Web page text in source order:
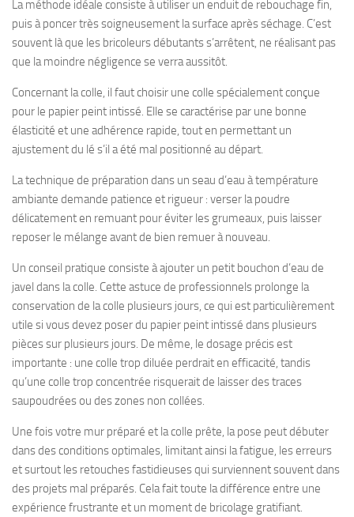
La méthode idéale consiste à utiliser un enduit de rebouchage fin,
puis à poncer très soigneusement la surface après séchage. C’est
souvent là que les bricoleurs débutants s’arrêtent, ne réalisant pas
que la moindre négligence se verra aussitôt.
Concernant la colle, il faut choisir une colle spécialement conçue
pour le papier peint intissé. Elle se caractérise par une bonne
élasticité et une adhérence rapide, tout en permettant un
ajustement du lé s’il a été mal positionné au départ.
La technique de préparation dans un seau d’eau à température
ambiante demande patience et rigueur : verser la poudre
délicatement en remuant pour éviter les grumeaux, puis laisser
reposer le mélange avant de bien remuer à nouveau.
Un conseil pratique consiste à ajouter un petit bouchon d’eau de
javel dans la colle. Cette astuce de professionnels prolonge la
conservation de la colle plusieurs jours, ce qui est particulièrement
utile si vous devez poser du papier peint intissé dans plusieurs
pièces sur plusieurs jours. De même, le dosage précis est
importante : une colle trop diluée perdrait en efficacité, tandis
qu’une colle trop concentrée risquerait de laisser des traces
saupoudrées ou des zones non collées.
Une fois votre mur préparé et la colle prête, la pose peut débuter
dans des conditions optimales, limitant ainsi la fatigue, les erreurs
et surtout les retouches fastidieuses qui surviennent souvent dans
des projets mal préparés. Cela fait toute la différence entre une
expérience frustrante et un moment de bricolage gratifiant.